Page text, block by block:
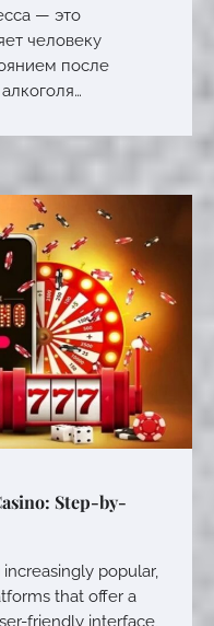
— это
человеку
после
Step-by-
popular,
that offer a
friendly interface,